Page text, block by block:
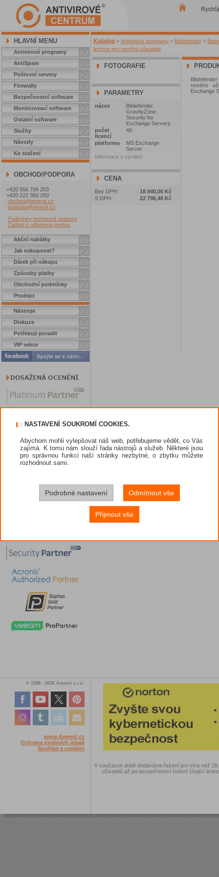
HLAVNÍ MENU
Antivirové programy
AntiSpam
Poštovní servery
Firewally
Bezpečnostní software
Monitorovací software
Ostatní software
Služby
Návody
Ke stažení
OBCHOD/PODPORA
+420 556 706 203
+420 222 360 250
obchod@amenit.cz
podpora@amenit.cz
Podmínky technické podpory
Žádost o odbornou pomoc
Akční nabídky
Jak nakupovat?
Dárek při nákupu
Způsoby platby
Obchodní podmínky
Prodejci
Nástroje
Diskuze
Potřebuji poradit
VIP sekce
Katalog » Antivirové programy » Bitdefender »
licence pro nového uživatele
FOTOGRAFIE
PARAMETRY
název
Bitdefender
GravityZone
Security for
Exchange Servers
počet
licencí
40
platforma
MS Exchange
Server
Informace o výrobci
CENA
Bez DPH:
18 840,00 Kč
S DPH:
22 796,40 Kč
nového
Exchange
© 1998 - 2026 Amenit s.r.o.
www.Amenit.cz
Ochrana osobních údajů
Souhlas s cookies
V současné době dodáváme řešení pro více než
uživatelů až po bezpečnostní řešení čítající
NASTAVENÍ SOUKROMÍ COOKIES.
Abychom mohli vylepšovat náš web, potřebujeme vědět, co Vás
zajímá. K tomu nám slouží řada nástrojů a služeb. Některé jsou
pro správnou funkci naší stránky nezbytné, o zbytku můžete
rozhodnout sami.
Podrobné nastavení Odmítnout vše
Přijmout vše